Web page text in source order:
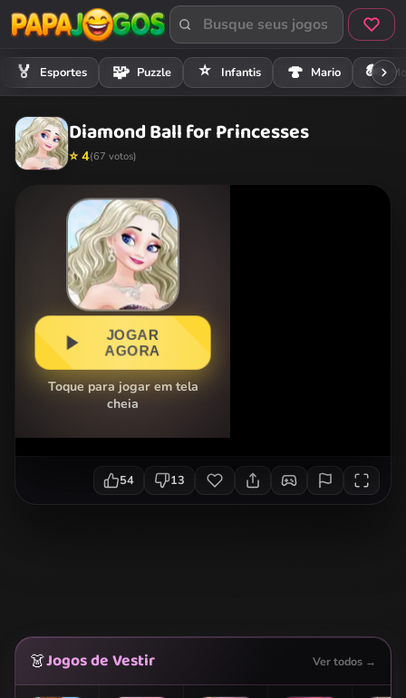
🏅 Esportes 🧩 Puzzle ⭐ Infantis 🍄 Mario 🏍️
Diamond Ball for Princesses
⭐ 4(67 votos)
JOGAR
AGORA
Toque para jogar em tela
cheia
54 13
👗Jogos de Vestir Ver todos →